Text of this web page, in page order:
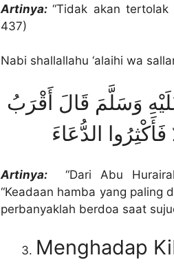
Artinya:“Tidak akan
437)
Nabi shallallahu ‘alaihi wa
الدُّعَاءَ
Artinya:
“Dari Abu
“Keadaan hamba yang paling
perbanyaklah berdoa saat
Menghadap